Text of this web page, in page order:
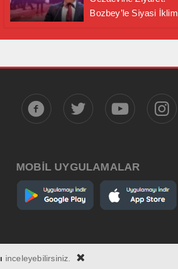
Bozbey’le Siyasi İklim
MOBİL UYGULAMALAR
inceleyebilirsiniz.